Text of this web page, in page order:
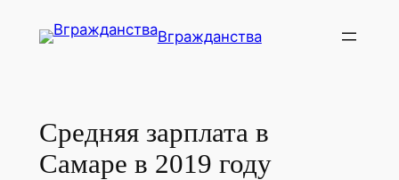
Вгражданства
Средняя зарплата в
Самаре в 2019 году